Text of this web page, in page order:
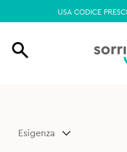
USA CODICE
Esigenza